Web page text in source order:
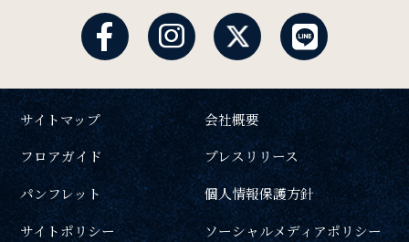
Access
アクセス
Sightseeing
周辺観光
宿泊予約 航空券付き
チェックイン日 - チェックアウト日
一部屋あたりのご利用人数
サイトマップ
会社概要
フロアガイド
プレスリリース
パンフレット
個人情報保護方針
サイトポリシー
ソーシャルメディアポリシー